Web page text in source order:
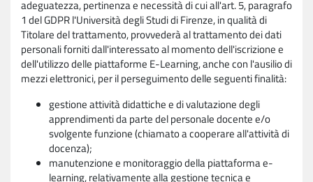
adeguatezza, pertinenza e necessità di cui all'art. 5, paragrafo
1 del GDPR l'Università degli Studi di Firenze, in qualità di
Titolare del trattamento, provvederà al trattamento dei dati
personali forniti dall'interessato al momento dell'iscrizione e
dell'utilizzo delle piattaforme E-Learning, anche con l'ausilio di
mezzi elettronici, per il perseguimento delle seguenti finalità:
gestione attività didattiche e di valutazione degli
apprendimenti da parte del personale docente e/o
svolgente funzione (chiamato a cooperare all'attività di
docenza);
manutenzione e monitoraggio della piattaforma e-
learning, relativamente alla gestione tecnica e